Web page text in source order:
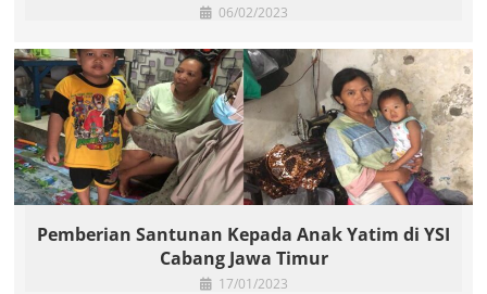
06/02/2023
Pemberian Santunan Kepada Anak Yatim di YSI
Cabang Jawa Timur
17/01/2023